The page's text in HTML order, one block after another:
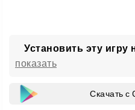
Установить эту игру
показать
Скачать с